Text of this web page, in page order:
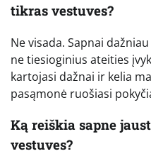
tikras vestuves?
Ne visada. Sapnai
ne tiesioginius ateities
kartojasi dažnai ir kelia
pasąmonė ruošiasi
Ką reiškia sapne
vestuves?